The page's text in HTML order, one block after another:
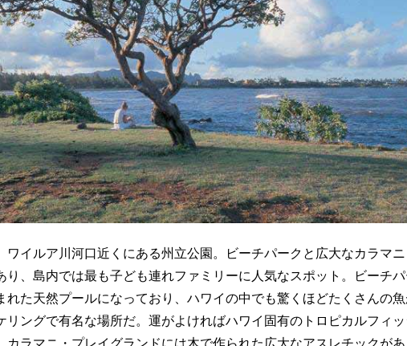
ワイルア川河口近くにある州立公園。ビーチパークと広大なカラマニ
り、島内では最も子ども連れファミリーに人気なスポット。ビーチパ
れた天然プールになっており、ハワイの中でも驚くほどたくさんの
リングで有名な場所だ。運がよければハワイ固有のトロピカルフィッ